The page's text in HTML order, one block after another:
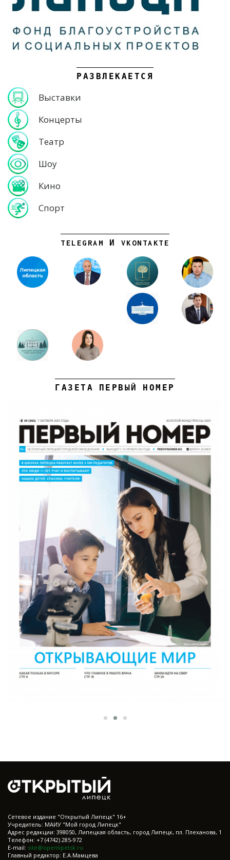
РАЗВЛЕКАЕТСЯ
Выставки
Концерты
Театр
Шоу
Кино
Спорт
TELEGRAM И VKONTAKTE
ГАЗЕТА ПЕРВЫЙ НОМЕР
Cетевое издание "Открытый Липецк" 16+
Учредитель: МАИУ "Мой город Липецк"
Адрес редакции: 398050, Липецкая область, город Липецк, пл. Плеханова, 1
Телефон: +7 (4742) 285-972
E-mail: site@openlipetsk.ru
Главный редактор: Е.А.Мамцева